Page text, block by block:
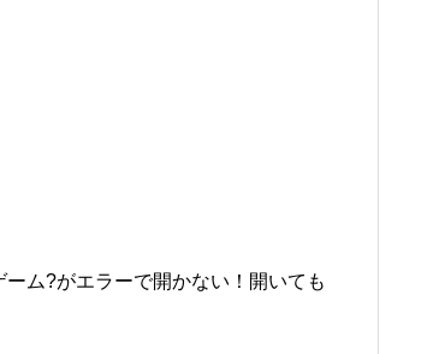
ム?がエラーで開かない！開いても